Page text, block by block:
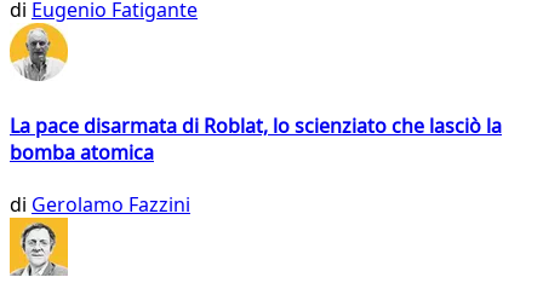
di Eugenio Fatigante
La pace disarmata di Roblat, lo scienziato che lasciò la
bomba atomica
di Gerolamo Fazzini